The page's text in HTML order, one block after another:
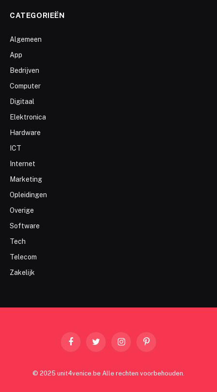
CATEGORIEËN
Algemeen
App
Bedrijven
Computer
Digitaal
Elektronica
Hardware
ICT
Internet
Marketing
Opleidingen
Overige
Software
Tech
Telecom
Zakelijk
FacebookTwitter InstagramPinterest
© 2025 unit4venice.be Alle rechten voorbehouden.